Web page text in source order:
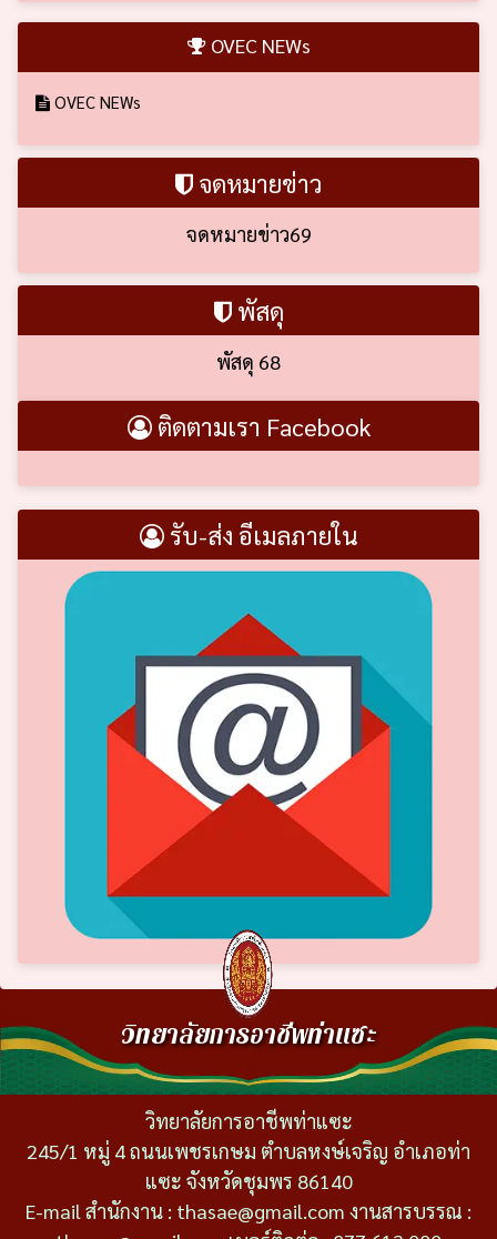
OVEC NEWs
OVEC NEWs
จดหมายข่าว
จดหมายข่าว69
พัสดุ
พัสดุ 68
ติดตามเรา Facebook
รับ-ส่ง อีเมลภายใน
วิทยาลัยการอาชีพท่าแซะ
วิทยาลัยการอาชีพท่าแซะ
245/1 หมู่ 4 ถนนเพชรเกษม ตำบลหงษ์เจริญ อำเภอท่า
แซะ จังหวัดชุมพร 86140
E-mail สำนักงาน : thasae@gmail.com งานสารบรรณ :